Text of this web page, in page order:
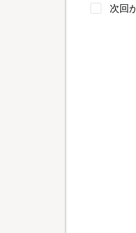
次回